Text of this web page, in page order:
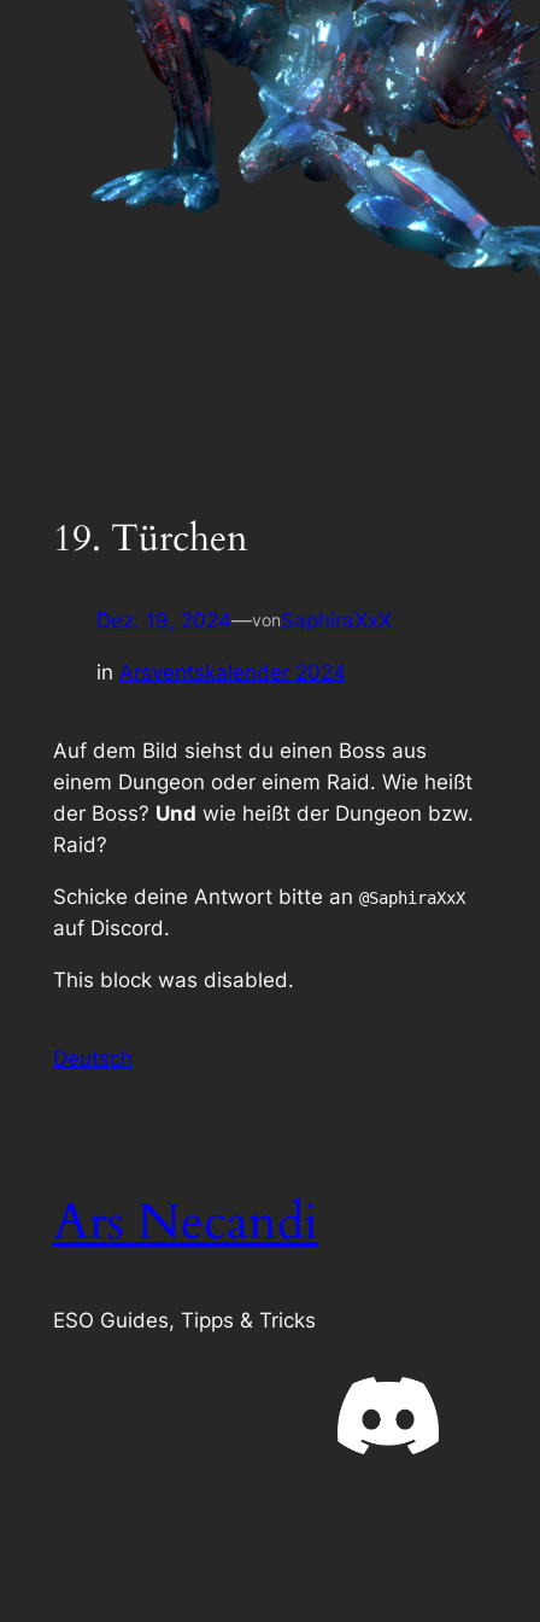
19. Türchen
Dez. 19, 2024—vonSaphiraXxX
in Arsventskalender 2024
Auf dem Bild siehst du einen Boss aus
einem Dungeon oder einem Raid. Wie heißt
der Boss? Und wie heißt der Dungeon bzw.
Raid?
Schicke deine Antwort bitte an @SaphiraXxX
auf Discord.
This block was disabled.
Deutsch
Ars Necandi
ESO Guides, Tipps & Tricks